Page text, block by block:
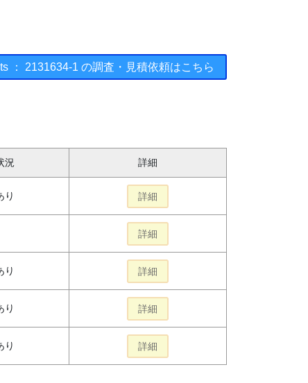
： 2131634-1 の調査・見積依頼はこちら
況 詳細
り 詳細
詳細
り 詳細
り 詳細
り 詳細